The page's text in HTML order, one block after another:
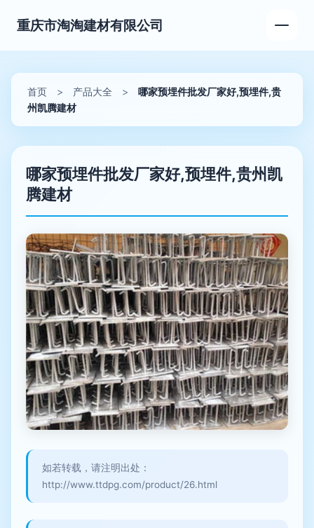
重庆市淘淘建材有限公司
首页 > 产品大全 >
哪家预埋件批发厂家好,预埋件,贵
州凯腾建材
哪家预埋件批发厂家好,预埋件,贵州凯
腾建材
如若转载，请注明出处：
http://www.ttdpg.com/product/26.html